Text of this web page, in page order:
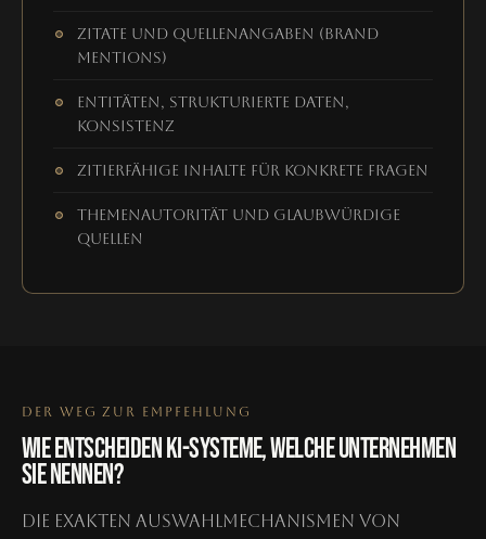
Zitate und Quellenangaben (Brand
Mentions)
Entitäten, strukturierte Daten,
Konsistenz
Zitierfähige Inhalte für konkrete Fragen
Themenautorität und glaubwürdige
Quellen
DER WEG ZUR EMPFEHLUNG
WIE ENTSCHEIDEN KI-SYSTEME, WELCHE UNTERNEHMEN
SIE NENNEN?
Die exakten Auswahlmechanismen von